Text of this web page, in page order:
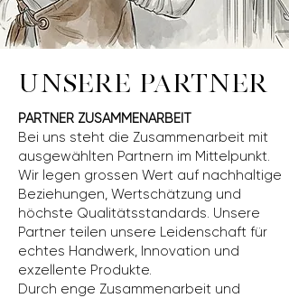
UNSERE PARTNER
PARTNER ZUSAMMENARBEIT
Bei uns steht die Zusammenarbeit mit
ausgewählten Partnern im Mittelpunkt.
Wir legen grossen Wert auf nachhaltige
Beziehungen, Wertschätzung und
höchste Qualitätsstandards. Unsere
Partner teilen unsere Leidenschaft für
echtes Handwerk, Innovation und
exzellente Produkte.
Durch enge Zusammenarbeit und